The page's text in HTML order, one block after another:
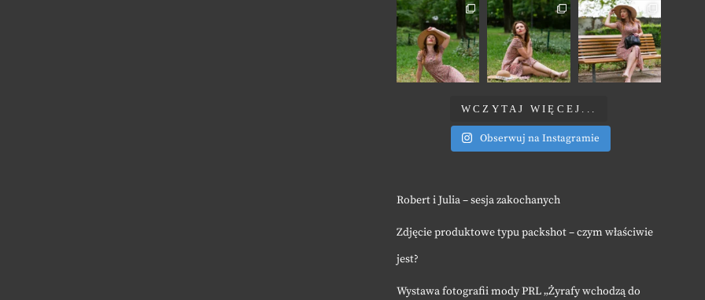
WCZYTAJ WIĘCEJ...
Obserwuj na Instagramie
Robert i Julia – sesja zakochanych
Zdjęcie produktowe typu packshot – czym właściwie
jest?
Wystawa fotografii mody PRL „Żyrafy wchodzą do